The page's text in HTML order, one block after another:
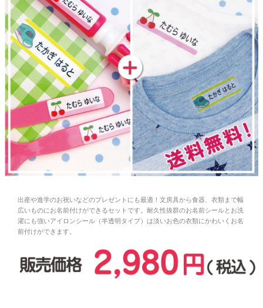
会社概要
お問い合わせ
お客様へのお知
らせ
出産や進学のお祝いなどのプレゼントにも最適！文房具から食器、衣類まで幅
広いものにお名前付けができるセットです。耐久性抜群のお名前シールとお洗
濯にも強いアイロンシール（半透明タイプ）は淡いお色の衣類にかわいくお名
前付けができます。